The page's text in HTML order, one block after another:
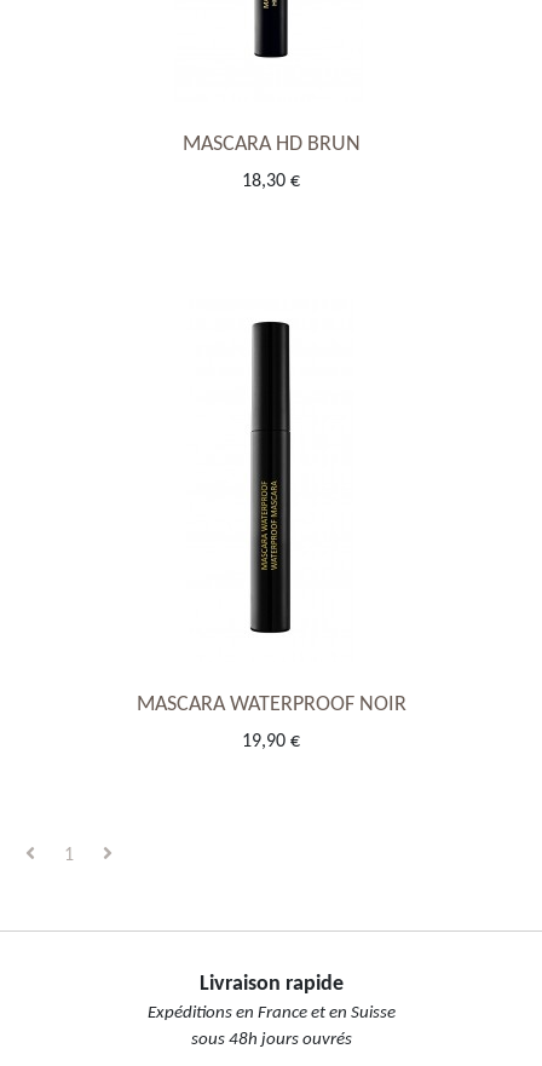
MASCARA HD BRUN
18,30 €
MASCARA WATERPROOF NOIR
19,90 €
1
Livraison rapide
Expéditions en France et en Suisse
sous 48h jours ouvrés